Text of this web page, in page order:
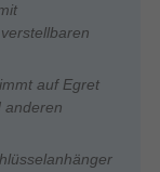
auf Egret
anderen